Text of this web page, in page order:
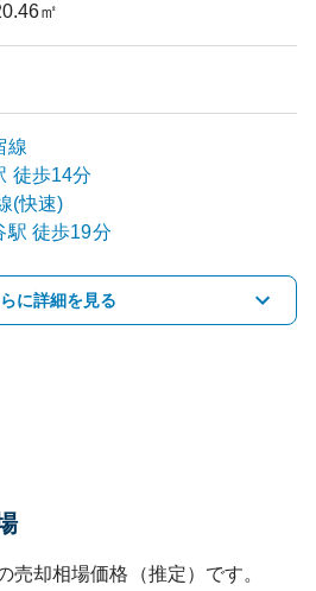
㎡
線
徒歩14分
(快速)
駅 徒歩19分
に詳細を見る
売却相場価格（推定）です。